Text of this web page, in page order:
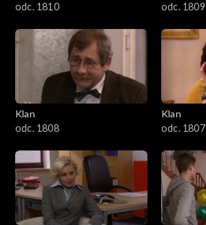
odc. 1810
odc. 1809
Klan
odc. 1808
Klan
odc. 1807